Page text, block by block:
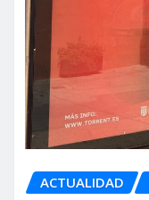
ACTUALIDAD